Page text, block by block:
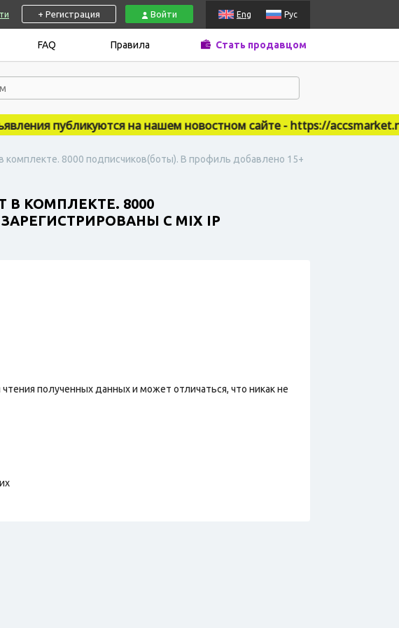
+ Регистрация Войти Eng Рус
FAQ Правила Стать продавцом
публикуются на нашем новостном сайте - https://
8000 подписчиков(боты). В профиль добавлено 15+
КОМПЛЕКТЕ. 8000
С MIX IP
полученных данных и может отличаться, что никак не